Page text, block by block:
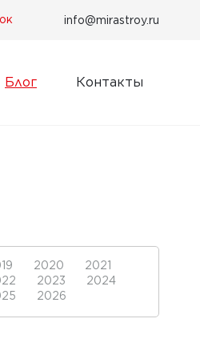
info@mirastroy.ru
Блог Контакты
2020
2021
2023
2024
2026